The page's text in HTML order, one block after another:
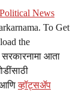
News
To Get
the
सरकारनामा आता
व्हॉट्सॲप